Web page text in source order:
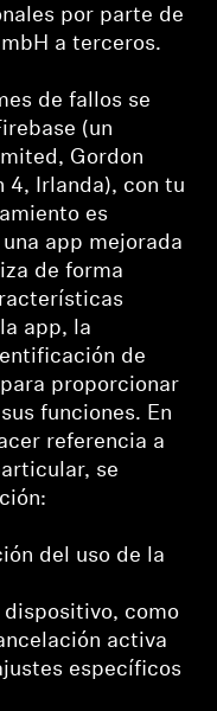
por parte de
a terceros.
de fallos se
(un
Gordon
4, Irlanda), con tu
es
app mejorada
de forma
app, la
de
proporcionar
funciones. En
referencia a
se
del uso de la
como
activa
específicos